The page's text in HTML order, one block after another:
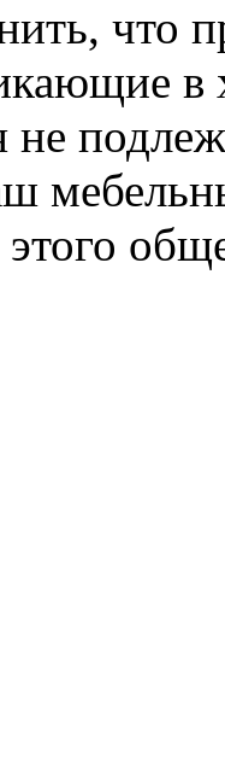
что
в
этого